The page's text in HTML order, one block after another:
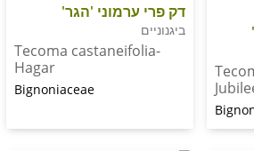
דק פרי ערמוני 'הגר'
ביגנוניים
Tecoma castaneifolia-
Bignoniaceae